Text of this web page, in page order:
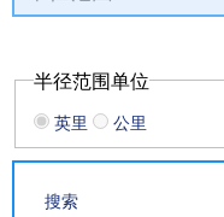
半径范围单位
英里 公里
搜索